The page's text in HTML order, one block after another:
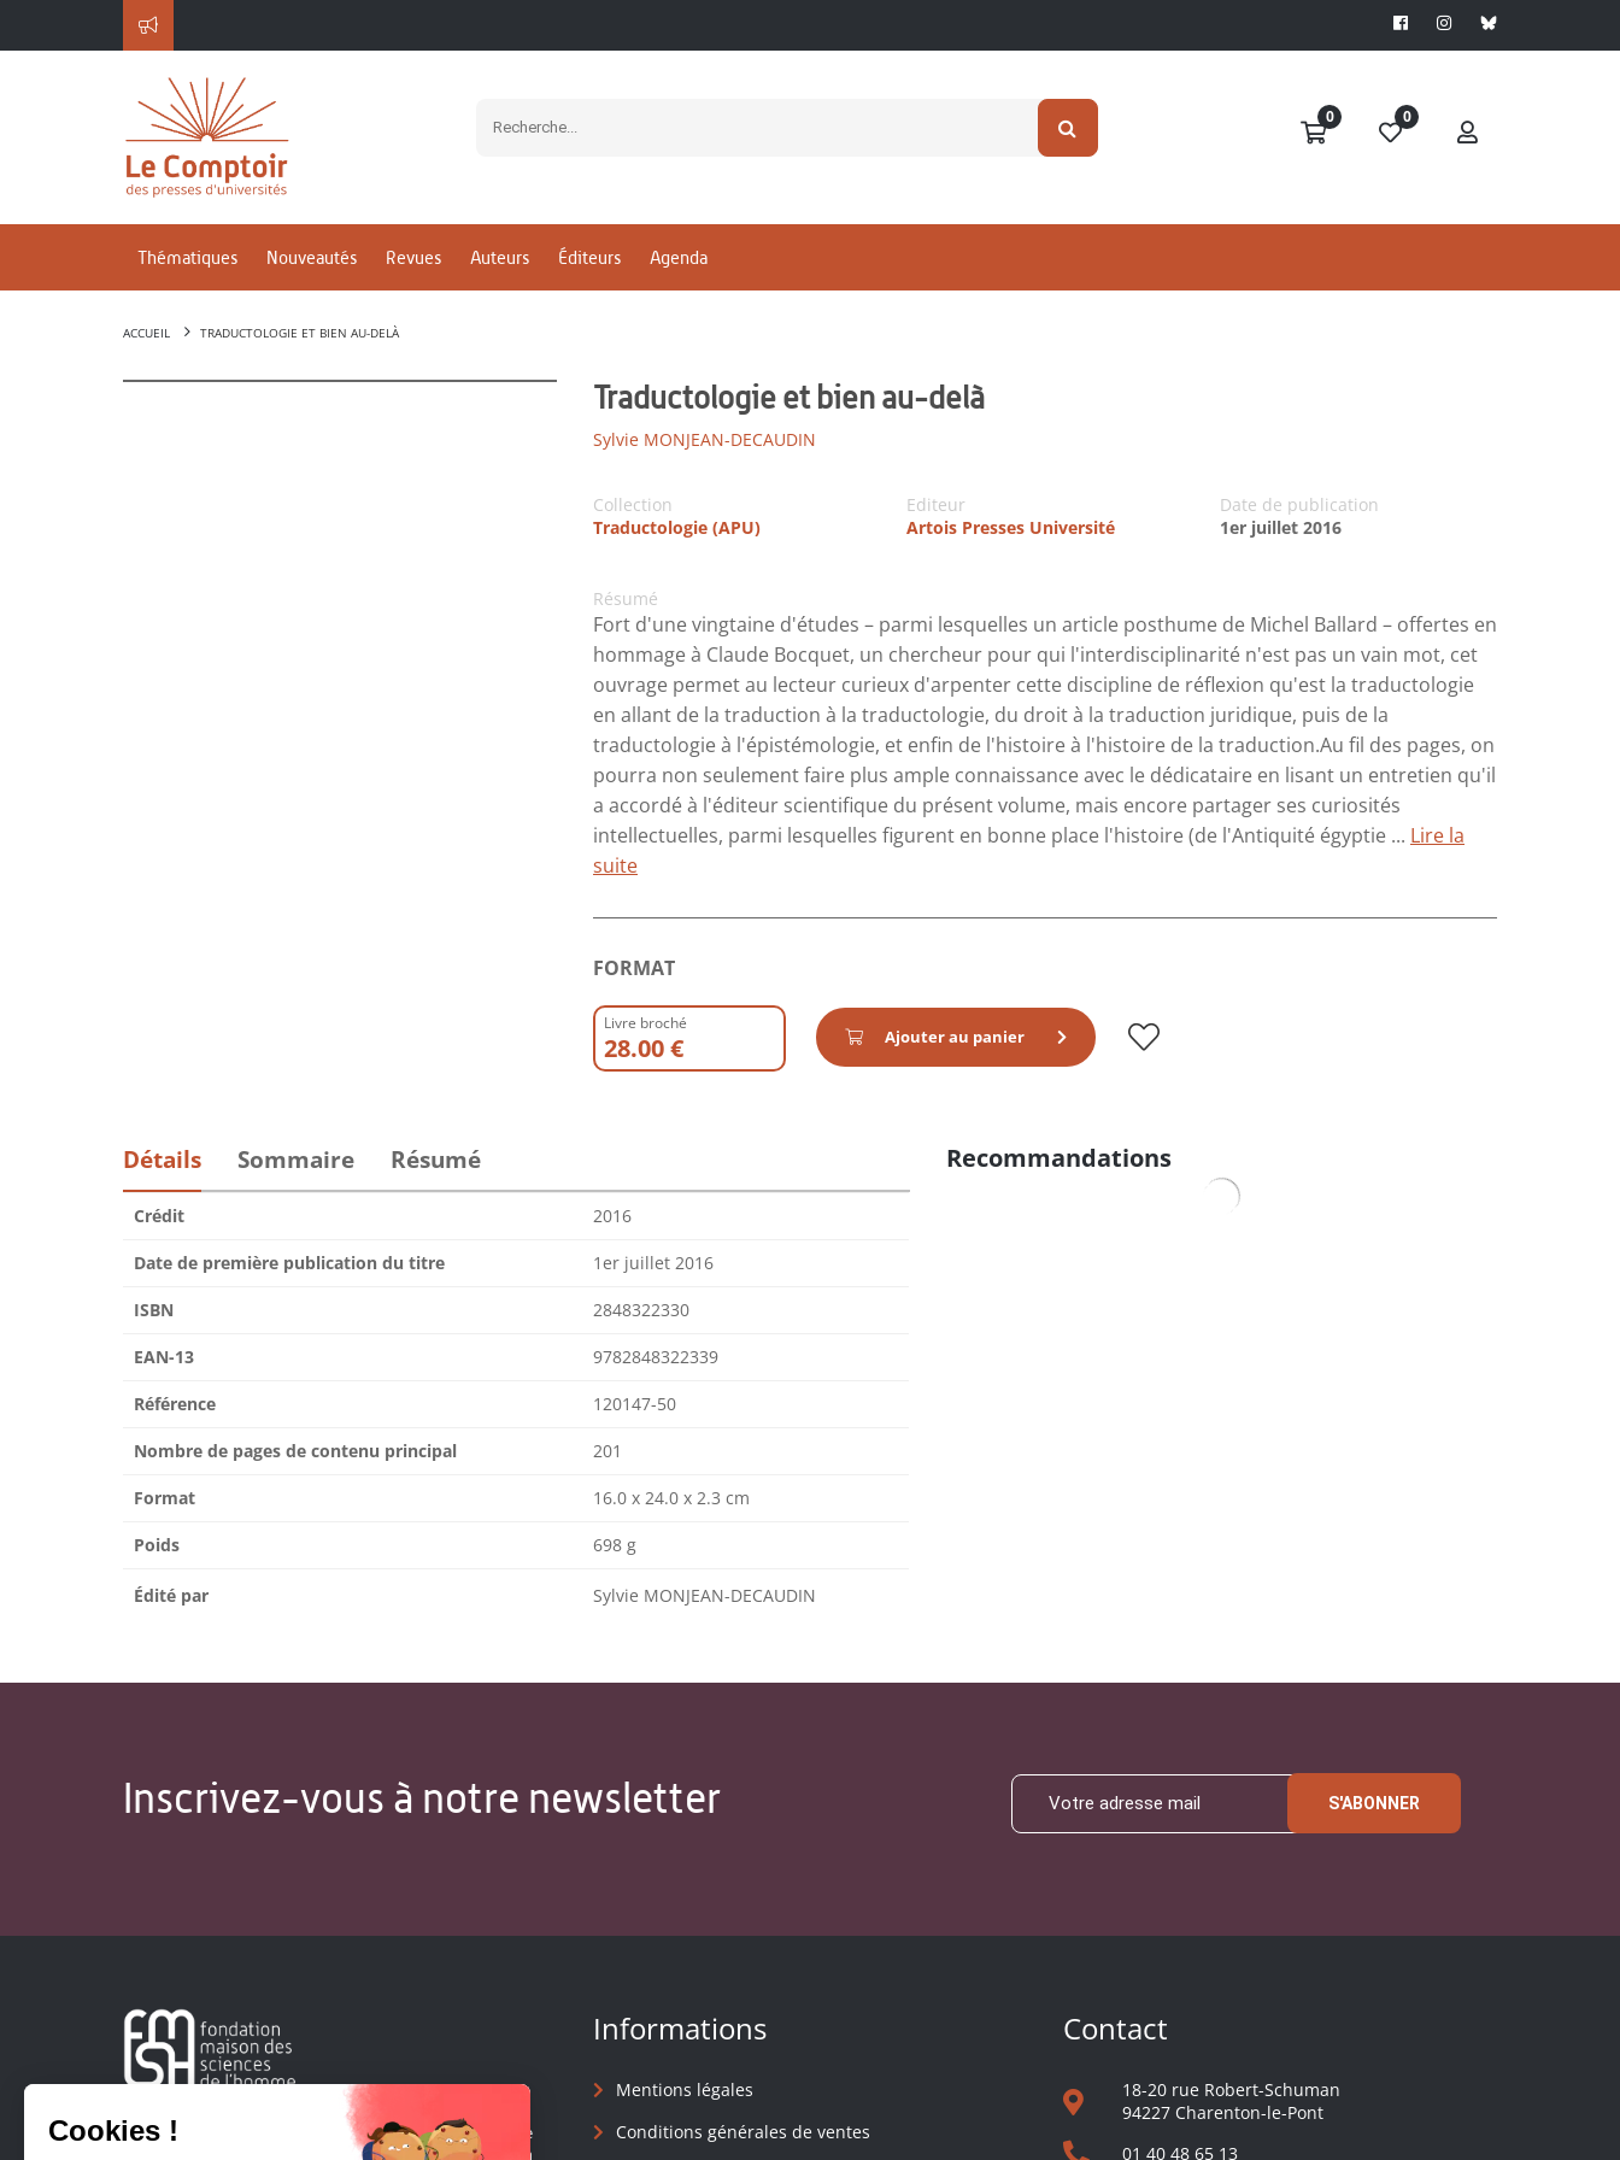
0 0
Thématiques Nouveautés Revues Auteurs Éditeurs Agenda
ACCUEIL TRADUCTOLOGIE ET BIEN AU-DELÀ
Traductologie et bien au-delà
Sylvie MONJEAN-DECAUDIN
Collection
Traductologie (APU)
Editeur
Artois Presses Université
Date de publication
1er juillet 2016
Résumé
Fort d'une vingtaine d'études – parmi lesquelles un article posthume de Michel Ballard – offertes en
hommage à Claude Bocquet, un chercheur pour qui l'interdisciplinarité n'est pas un vain mot, cet
ouvrage permet au lecteur curieux d'arpenter cette discipline de réflexion qu'est la traductologie
en allant de la traduction à la traductologie, du droit à la traduction juridique, puis de la
traductologie à l'épistémologie, et enfin de l'histoire à l'histoire de la traduction.Au fil des pages, on
pourra non seulement faire plus ample connaissance avec le dédicataire en lisant un entretien qu'il
a accordé à l'éditeur scientifique du présent volume, mais encore partager ses curiosités
intellectuelles, parmi lesquelles figurent en bonne place l'histoire (de l'Antiquité égyptie ... Lire la
suite
FORMAT
Livre broché
28.00 € Ajouter au panier
Détails Sommaire Résumé
Crédit 2016
Date de première publication du titre 1er juillet 2016
ISBN 2848322330
EAN-13 9782848322339
Référence 120147-50
Nombre de pages de contenu principal 201
Format 16.0 x 24.0 x 2.3 cm
Poids 698 g
Édité par Sylvie MONJEAN-DECAUDIN
Recommandations
Inscrivez-vous à notre newsletter S'ABONNER
Créée en 1963, la Fondation Maison Sciences de l'Homme
soutient la recherche et la diffusion des connaissances en
Informations
Mentions légales
Conditions générales de ventes
Contact
18-20 rue Robert-Schuman
94227 Charenton-le-Pont
01 40 48 65 13